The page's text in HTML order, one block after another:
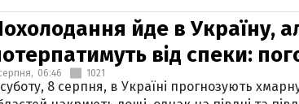
йде в Україну,
від спеки:
06:46 1021
8 серпня, в Україні прогнозують